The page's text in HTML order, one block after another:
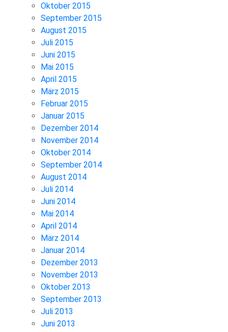
Oktober 2015
September 2015
August 2015
Juli 2015
Juni 2015
Mai 2015
April 2015
März 2015
Februar 2015
Januar 2015
Dezember 2014
November 2014
Oktober 2014
September 2014
August 2014
Juli 2014
Juni 2014
Mai 2014
April 2014
März 2014
Januar 2014
Dezember 2013
November 2013
Oktober 2013
September 2013
Juli 2013
Juni 2013